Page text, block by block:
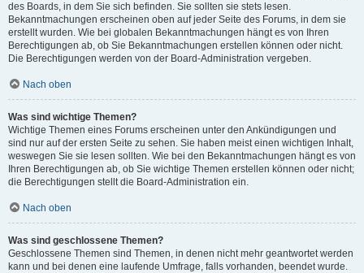
des Boards, in dem Sie sich befinden. Sie sollten sie stets lesen.
Bekanntmachungen erscheinen oben auf jeder Seite des Forums, in dem sie
erstellt wurden. Wie bei globalen Bekanntmachungen hängt es von Ihren
Berechtigungen ab, ob Sie Bekanntmachungen erstellen können oder nicht.
Die Berechtigungen werden von der Board-Administration vergeben.
Nach oben
Was sind wichtige Themen?
Wichtige Themen eines Forums erscheinen unter den Ankündigungen und
sind nur auf der ersten Seite zu sehen. Sie haben meist einen wichtigen Inhalt,
weswegen Sie sie lesen sollten. Wie bei den Bekanntmachungen hängt es von
Ihren Berechtigungen ab, ob Sie wichtige Themen erstellen können oder nicht;
die Berechtigungen stellt die Board-Administration ein.
Nach oben
Was sind geschlossene Themen?
Geschlossene Themen sind Themen, in denen nicht mehr geantwortet werden
kann und bei denen eine laufende Umfrage, falls vorhanden, beendet wurde.